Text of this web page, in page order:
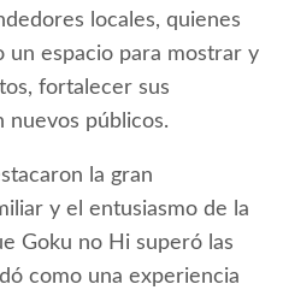
locales, quienes
espacio para mostrar y
fortalecer sus
nuevos públicos.
la gran
y el entusiasmo de la
Goku no Hi superó las
como una experiencia